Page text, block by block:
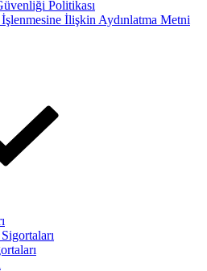
Politikası
İlişkin Aydınlatma Metni